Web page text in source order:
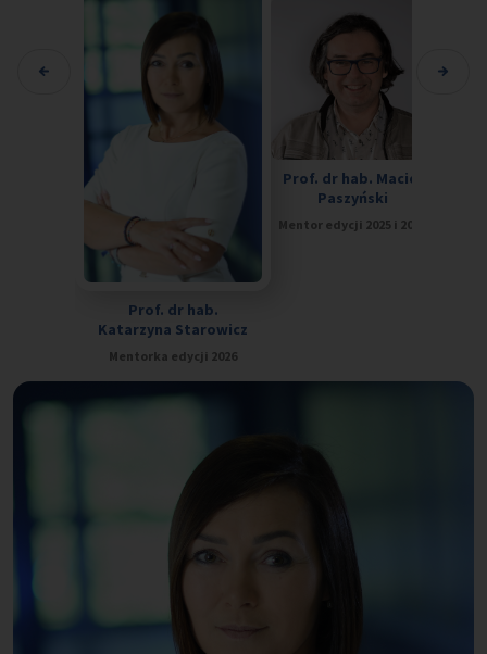
Prof. dr hab.
Katarzyna Starowicz
Mentorka edycji 2026
Prof. dr hab. Maciej
Paszyński
Mentor edycji 2025 i 2026